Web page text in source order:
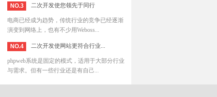
NO.3 二次开发使您领先于同行
电商已经成为趋势，传统行业的竞争已经逐渐
演变到网络上，也有不少用Weboss...
NO.4 二次开发使网站更符合行业...
phpweb系统是固定的模式，适用于大部分行业
与需求。但有一些行业还是有自己...